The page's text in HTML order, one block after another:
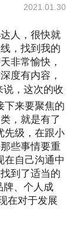
2021.01.30
人，很快就
，找到我的
非常愉快，
度有内容，
，这次的收
下来要聚焦的
，就是有了
先级，在跟小
些事情要重
在自己沟通中
到了适当的
牌、个人成
在对于发展